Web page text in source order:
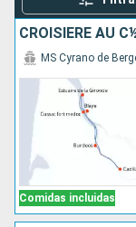
Comidas incluidas
MS Cyrano de